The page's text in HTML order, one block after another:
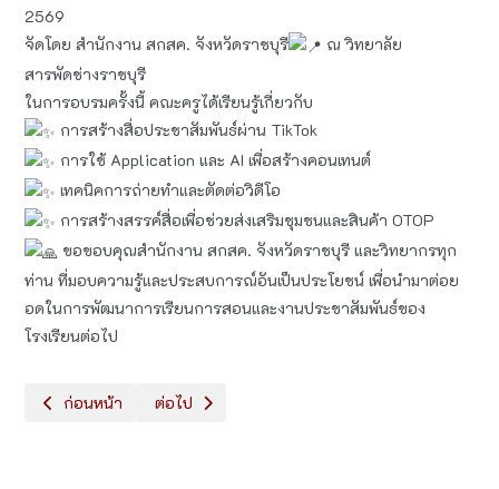
2569
จัดโดย สำนักงาน สกสค. จังหวัดราชบุรี
ณ วิทยาลัย
สารพัดช่างราชบุรี
ในการอบรมครั้งนี้ คณะครูได้เรียนรู้เกี่ยวกับ
การสร้างสื่อประชาสัมพันธ์ผ่าน TikTok
การใช้ Application และ AI เพื่อสร้างคอนเทนต์
เทคนิคการถ่ายทำและตัดต่อวิดีโอ
การสร้างสรรค์สื่อเพื่อช่วยส่งเสริมชุมชนและสินค้า OTOP
ขอขอบคุณสำนักงาน สกสค. จังหวัดราชบุรี และวิทยากรทุก
ท่าน ที่มอบความรู้และประสบการณ์อันเป็นประโยชน์ เพื่อนำมาต่อย
อดในการพัฒนาการเรียนการสอนและงานประชาสัมพันธ์ของ
โรงเรียนต่อไป
เนื้อหาก่อนหน้า: กิจกรรม “สานสัมพันธ์พี่น้อง DRWS” ระดับชั้นมัธยม
ก่อนหน้า เนื้อหาถัดไป: สนุกสนานกับการเตะบอลในร่ม -
ต่อไป